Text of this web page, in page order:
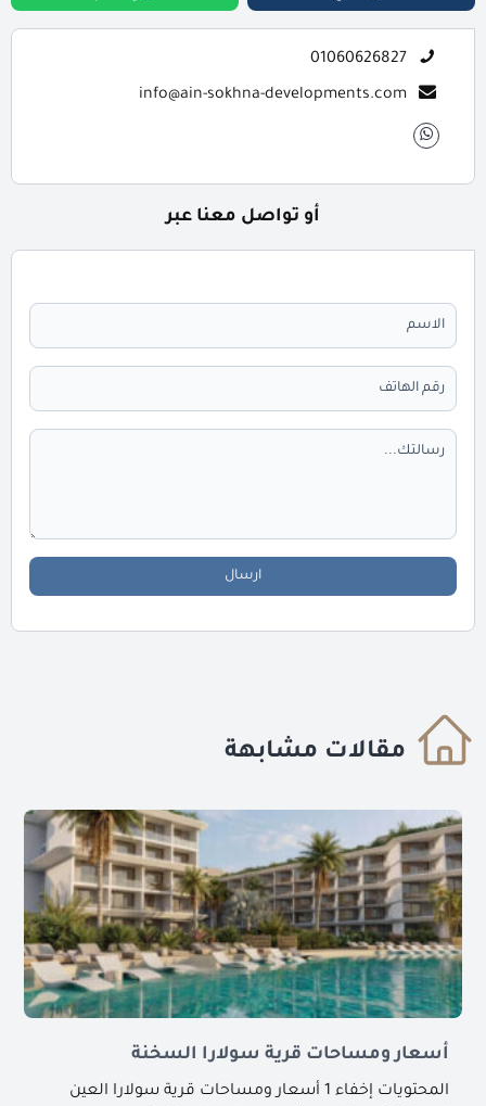
01060626827
info@ain-sokhna-developments.com
أو تواصل معنا عبر
ارسال
مقالات مشابهة
أسعار ومساحات قرية سولارا السخنة
المحتويات إخفاء 1 أسعار ومساحات قرية سولارا العين